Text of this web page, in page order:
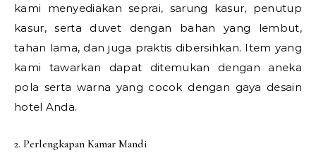
kami menyediakan seprai, sarung kasur, penutup
kasur, serta duvet dengan bahan yang lembut,
tahan lama, dan juga praktis dibersihkan. Item yang
kami tawarkan dapat ditemukan dengan aneka
pola serta warna yang cocok dengan gaya desain
hotel Anda.
2. Perlengkapan Kamar Mandi